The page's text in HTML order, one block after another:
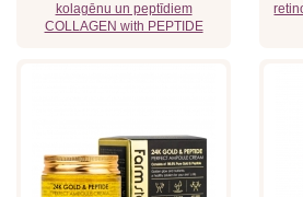
kolagēnu un peptīdiem
COLLAGEN with PEPTIDE